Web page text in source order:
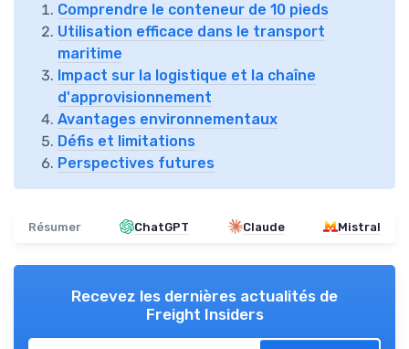
Comprendre le conteneur de 10 pieds
Utilisation efficace dans le transport
maritime
Impact sur la logistique et la chaîne
d'approvisionnement
Avantages environnementaux
Défis et limitations
Perspectives futures
Résumer ChatGPT Claude Mistral
Recevez les dernières actualités de
Freight Insiders